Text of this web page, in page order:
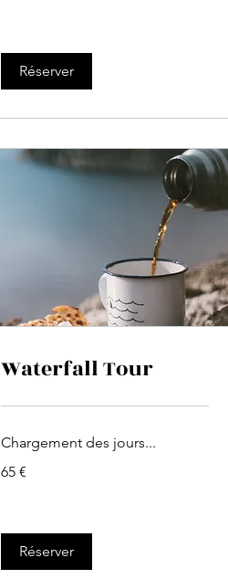
Réserver
Waterfall Tour
Chargement des jours...
euros
65 €
Réserver